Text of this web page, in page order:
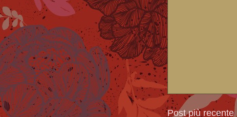
Post più recente